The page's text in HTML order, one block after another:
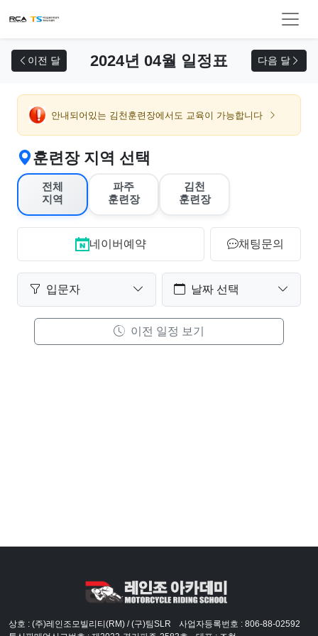
이전 달 2024년 04월 일정표 다음 달
안내되어있는 김천훈련장에서도 교육이 가능합니다
훈련장 지역 선택
전체
지역
파주
훈련장
김천
훈련장
네이버예약 채팅문의
입문자 날짜 선택
이전 일정 보기
상호 : (주)레인조모빌리티(RM) / (구)팀SLR
사업자등록번호 : 806-88-02592